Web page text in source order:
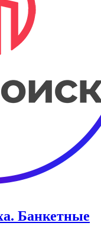
Банкетные